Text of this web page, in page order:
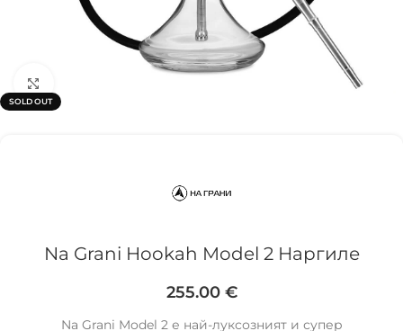
SOLD OUT
Na Grani Hookah Model 2 Наргиле
255.00 €
Na Grani Model 2 е най-луксозният и супер